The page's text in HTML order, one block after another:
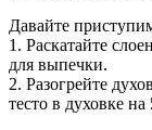
Давайте
1. Раскатайте
для выпечки.
2. Разогрейте
тесто в духовке